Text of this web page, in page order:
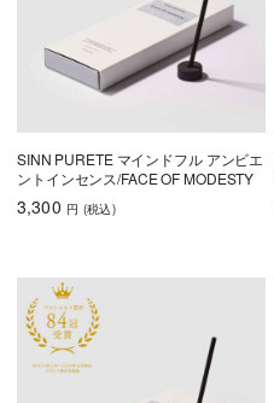
SINN PURETE マインドフル アンビエ
ントインセンス/FACE OF MODESTY
3,300 円 (税込)